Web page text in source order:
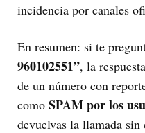
incidencia por canales
En resumen: si te
960102551”, la
de un número con
como SPAM por los
devuelvas la llamada